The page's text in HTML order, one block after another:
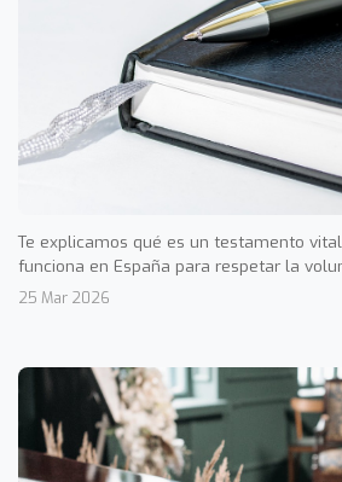
Te explicamos qué es un testamento
funciona en España para respetar la
25 Mar 2026